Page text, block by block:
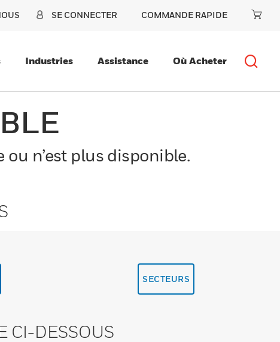
SE CONNECTER COMMANDE RAPIDE
Industries Assistance Où Acheter
n’est plus disponible.
SECTEURS
CI-DESSOUS